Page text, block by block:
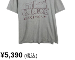
¥5,390 (税込)